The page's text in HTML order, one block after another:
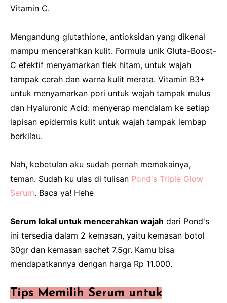
Vitamin C.
Mengandung glutathione, antioksidan yang dikenal
mampu mencerahkan kulit. Formula unik Gluta-Boost-
C efektif menyamarkan flek hitam, untuk wajah
tampak cerah dan warna kulit merata. Vitamin B3+
untuk menyamarkan pori untuk wajah tampak mulus
dan Hyaluronic Acid: menyerap mendalam ke setiap
lapisan epidermis kulit untuk wajah tampak lembap
berkilau.
Nah, kebetulan aku sudah pernah memakainya,
teman. Sudah ku ulas di tulisan Pond's Triple Glow
Serum. Baca ya! Hehe
Serum lokal untuk mencerahkan wajah dari Pond's
ini tersedia dalam 2 kemasan, yaitu kemasan botol
30gr dan kemasan sachet 7.5gr. Kamu bisa
mendapatkannya dengan harga Rp 11.000.
Tips Memilih Serum untuk